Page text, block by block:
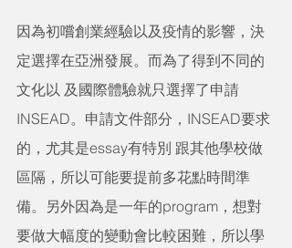
因為初嚐創業經驗以及疫情的影響，決
定選擇在亞洲發展。而為了得到不同的
文化以 及國際體驗就只選擇了申請
INSEAD。申請文件部分，INSEAD要求
的，尤其是essay有特別 跟其他學校做
區隔，所以可能要提前多花點時間準
備。另外因為是一年的program，想對
要做大幅度的變動會比較困難，所以學